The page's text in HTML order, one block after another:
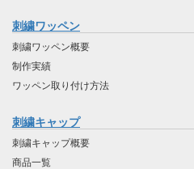
刺繍ワッペン
刺繍ワッペン概要
制作実績
ワッペン取り付け方法
刺繍キャップ
刺繍キャップ概要
商品一覧